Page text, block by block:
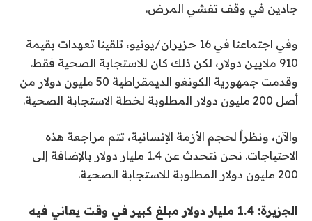
جادين في وقف تفشي المرض.
وفي اجتماعنا في 16 حزيران/يونيو، تلقينا تعهدات بقيمة
910 ملايين دولار، لكن ذلك كان للاستجابة الصحية فقط.
وقدمت جمهورية الكونغو الديمقراطية 50 مليون دولار من
أصل 200 مليون دولار المطلوبة لخطة الاستجابة الصحية.
والآن، ونظراً لحجم الأزمة الإنسانية، تتم مراجعة هذه
الاحتياجات. نحن نتحدث عن 1.4 مليار دولار بالإضافة إلى
200 مليون دولار المطلوبة للاستجابة الصحية.
الجزيرة: 1.4 مليار دولار مبلغ كبير في وقت يعاني فيه